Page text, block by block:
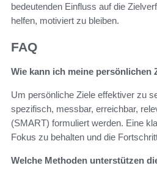
bedeutenden Einfluss auf die
helfen, motiviert zu bleiben.
FAQ
Wie kann ich meine persönlichen
Um persönliche Ziele effektiver zu
spezifisch, messbar, erreichbar,
(SMART) formuliert werden. Eine
Fokus zu behalten und die
Welche Methoden unterstützen